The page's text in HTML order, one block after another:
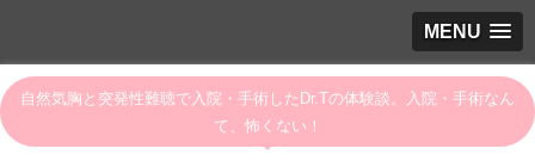
MENU
自然気胸と突発性難聴で入院・手術したDr.Tの体験談。入院・手術なん
て、怖くない！